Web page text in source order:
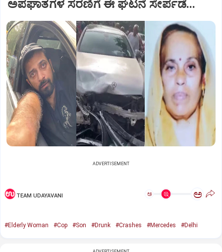
ಅಪಘಾತಗಳ ಸರಣಿಗೆ ಈ ಘಟನೆ ಸೇರ್ಪಡೆ...
ADVERTISEMENT
TEAM UDAYAVANI ಅ ಅ
#Elderly Woman #Cop #Son #Drunk #Crashes #Mercedes #Delhi